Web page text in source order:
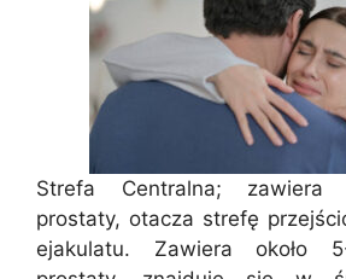
Strefa Centralna; zawiera
prostaty, otacza strefę
ejakulatu. Zawiera około